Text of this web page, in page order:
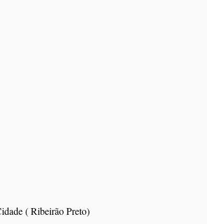
( Ribeirão Preto)